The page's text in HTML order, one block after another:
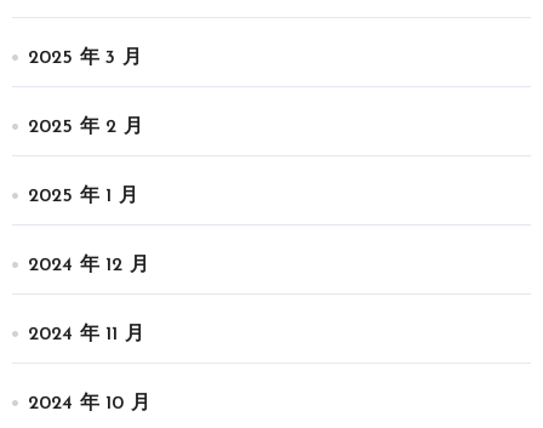
2025 年 3 月
2025 年 2 月
2025 年 1 月
2024 年 12 月
2024 年 11 月
2024 年 10 月